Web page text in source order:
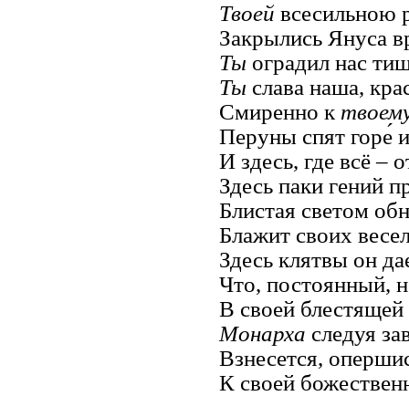
Твоей всесильною
Закрылись Януса
Ты оградил нас
Ты слава наша,
Смиренно к
Перуны спят горе́
И здесь, где всё –
Здесь паки гений
Блистая светом
Блажит своих
Здесь клятвы он
Что, постоянный,
В своей блестящей
Монарха следуя
Взнесется,
К своей